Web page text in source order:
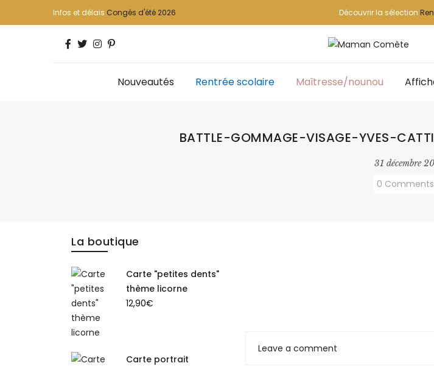
Infos et délais Congés d'été 2026 Découvrir la sélection
Nouveautés Rentrée scolaire Maîtresse/nounou
BATTLE-GOMMAGE-VISAGE-YVES-
31 décembre
0 Comments
Leave a comment
La boutique
Carte "petites dents"
thème licorne
12,90€
Carte portrait